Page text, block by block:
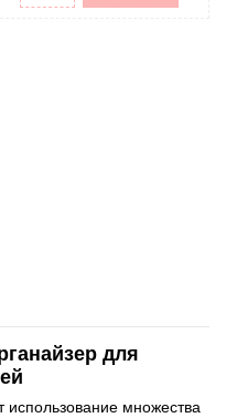
для
использование множества